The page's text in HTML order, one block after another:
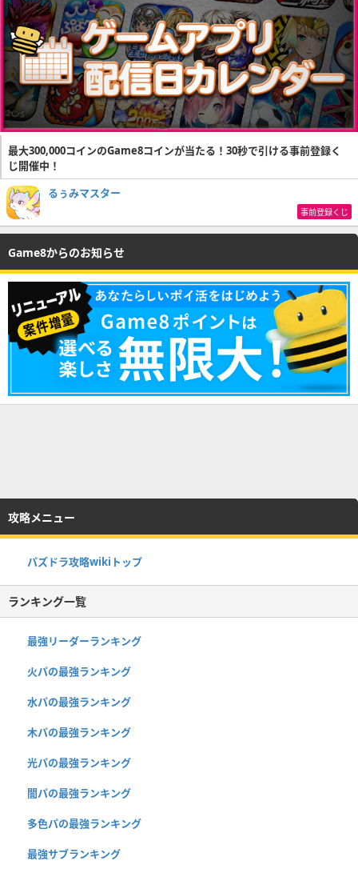
最大300,000コインのGame8コインが当たる！30秒で引ける事前登録く
じ開催中！
るぅみマスター
事前登録くじ
Game8からのお知らせ
攻略メニュー
パズドラ攻略wikiトップ
ランキング一覧
最強リーダーランキング
火パの最強ランキング
水パの最強ランキング
木パの最強ランキング
光パの最強ランキング
闇パの最強ランキング
多色パの最強ランキング
最強サブランキング